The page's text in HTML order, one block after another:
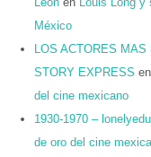
México
LOS ACTORES
STORY EXPRESS en
del cine mexicano
1930-1970 –
de oro del cine